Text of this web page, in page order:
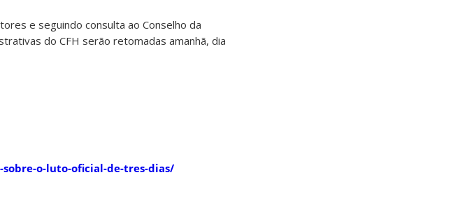
e seguindo consulta ao Conselho da
do CFH serão retomadas amanhã, dia
o-luto-oficial-de-tres-dias/